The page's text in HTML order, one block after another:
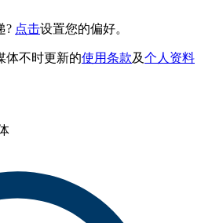
? 点击设置您的偏好。
体不时更新的使用条款及个人资料